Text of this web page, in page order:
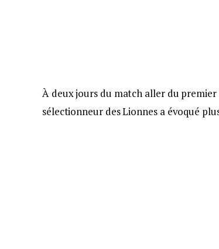
À deux jours du match aller du
sélectionneur des Lionnes a évoqué